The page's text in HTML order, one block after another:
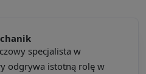
specjalista w
odgrywa istotną rolę w